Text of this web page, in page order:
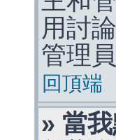
用討
管理
回頂端
» 當